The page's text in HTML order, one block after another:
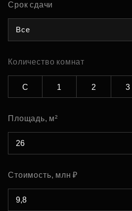
Срок сдачи
Все
Количество комнат
С 1 2 3
Площадь, м²
Стоимость, млн ₽